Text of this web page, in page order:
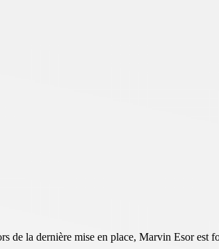
de la dernière mise en place, Marvin Esor est